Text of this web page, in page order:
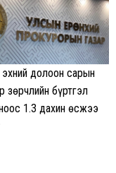
долоон сарын
зөрчлийн бүртгэл
1.3 дахин өсжээ